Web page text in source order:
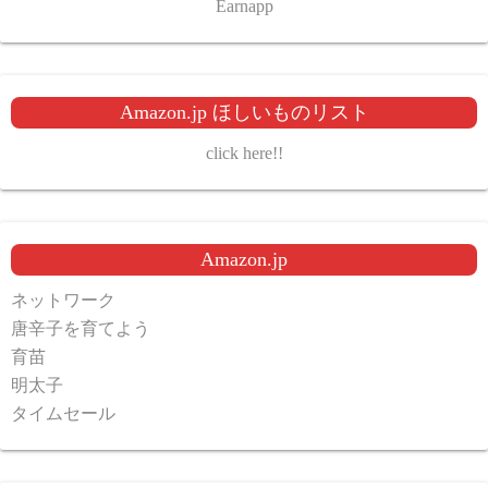
Earnapp
Amazon.jp ほしいものリスト
click here!!
Amazon.jp
ネットワーク
唐辛子を育てよう
育苗
明太子
タイムセール